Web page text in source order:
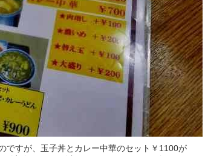
ですが、玉子丼とカレー中華のセット￥1100が